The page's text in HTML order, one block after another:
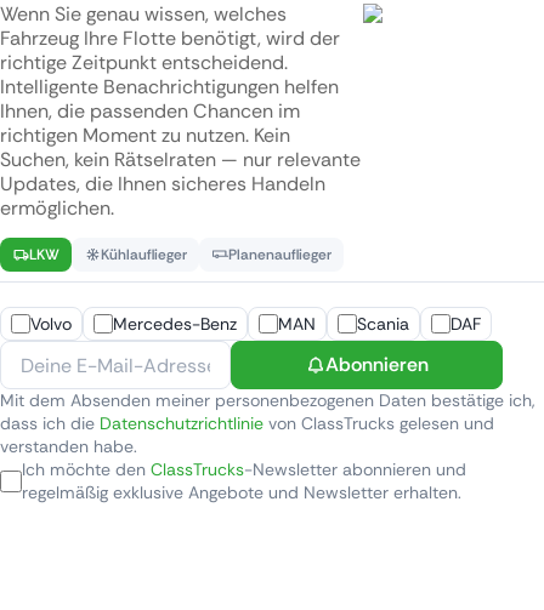
Wenn Sie genau wissen, welches
Fahrzeug Ihre Flotte benötigt, wird der
richtige Zeitpunkt entscheidend.
Intelligente Benachrichtigungen helfen
Ihnen, die passenden Chancen im
richtigen Moment zu nutzen. Kein
Suchen, kein Rätselraten — nur relevante
Updates, die Ihnen sicheres Handeln
ermöglichen.
LKW Kühlauflieger Planenauflieger
Volvo Mercedes-Benz MAN Scania DAF
Abonnieren
Mit dem Absenden meiner personenbezogenen Daten bestätige ich,
dass ich die Datenschutzrichtlinie von ClassTrucks gelesen und
verstanden habe.
Ich möchte den ClassTrucks-Newsletter abonnieren und
regelmäßig exklusive Angebote und Newsletter erhalten.